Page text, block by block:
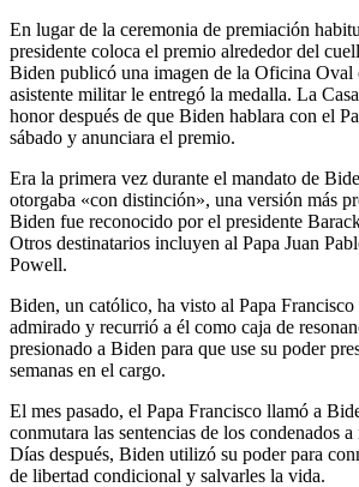
En lugar de la ceremonia de premiación
presidente coloca el premio alrededor del
Biden publicó una imagen de la Oficina Oval
asistente militar le entregó la medalla. La
honor después de que Biden hablara con el
sábado y anunciara el premio.
Era la primera vez durante el mandato de
otorgaba «con distinción», una versión más
Biden fue reconocido por el presidente
Otros destinatarios incluyen al Papa Juan
Powell.
Biden, un católico, ha visto al Papa
admirado y recurrió a él como caja de
presionado a Biden para que use su poder
semanas en el cargo.
El mes pasado, el Papa Francisco llamó a
conmutara las sentencias de los condenados
Días después, Biden utilizó su poder para
de libertad condicional y salvarles la vida.